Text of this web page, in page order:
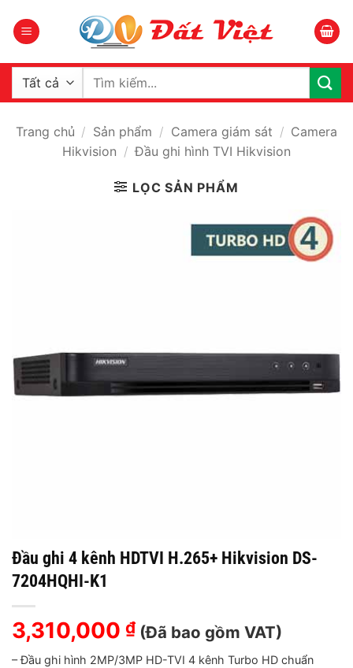
qua
dung
Tìm
Trang chủ / Sản phẩm / Camera giám sát / Camera
Hikvision / Đầu ghi hình TVI Hikvision
LỌC SẢN PHẨM
Đầu ghi 4 kênh HDTVI H.265+ Hikvision DS-
7204HQHI-K1
3,310,000 ₫ (Đã bao gồm VAT)
– Đầu ghi hình 2MP/3MP HD-TVI 4 kênh Turbo HD chuẩn